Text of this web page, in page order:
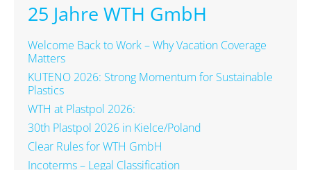
25 Jahre WTH GmbH
Welcome Back to Work – Why Vacation Coverage
Matters
KUTENO 2026: Strong Momentum for Sustainable
Plastics
WTH at Plastpol 2026:
30th Plastpol 2026 in Kielce/Poland
Clear Rules for WTH GmbH
Incoterms – Legal Classification